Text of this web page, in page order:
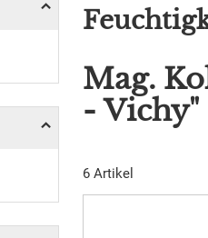
Mag.
- Vichy"
6 Artikel